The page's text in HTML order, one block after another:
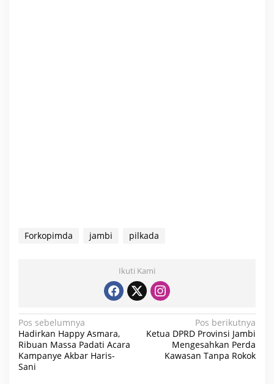
Forkopimda jambi pilkada
Ikuti Kami
N
a
v
Pos sebelumnya
Hadirkan Happy Asmara,
Ribuan Massa Padati Acara
Kampanye Akbar Haris-
Sani
Pos berikutnya
Ketua DPRD Provinsi Jambi
Mengesahkan Perda
Kawasan Tanpa Rokok